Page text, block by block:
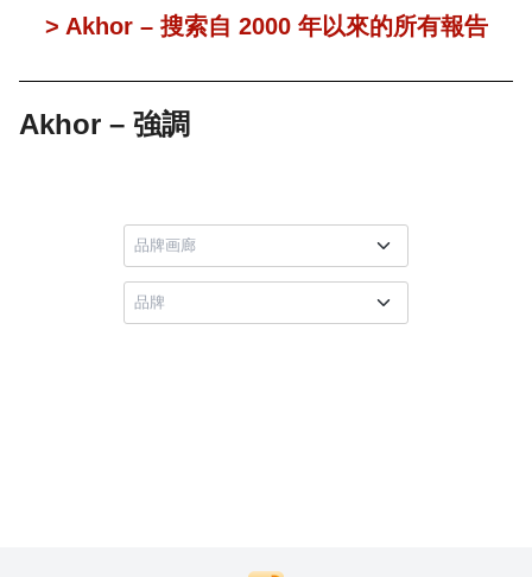
> Akhor – 搜索自 2000 年以來的所有報告
Akhor – 強調